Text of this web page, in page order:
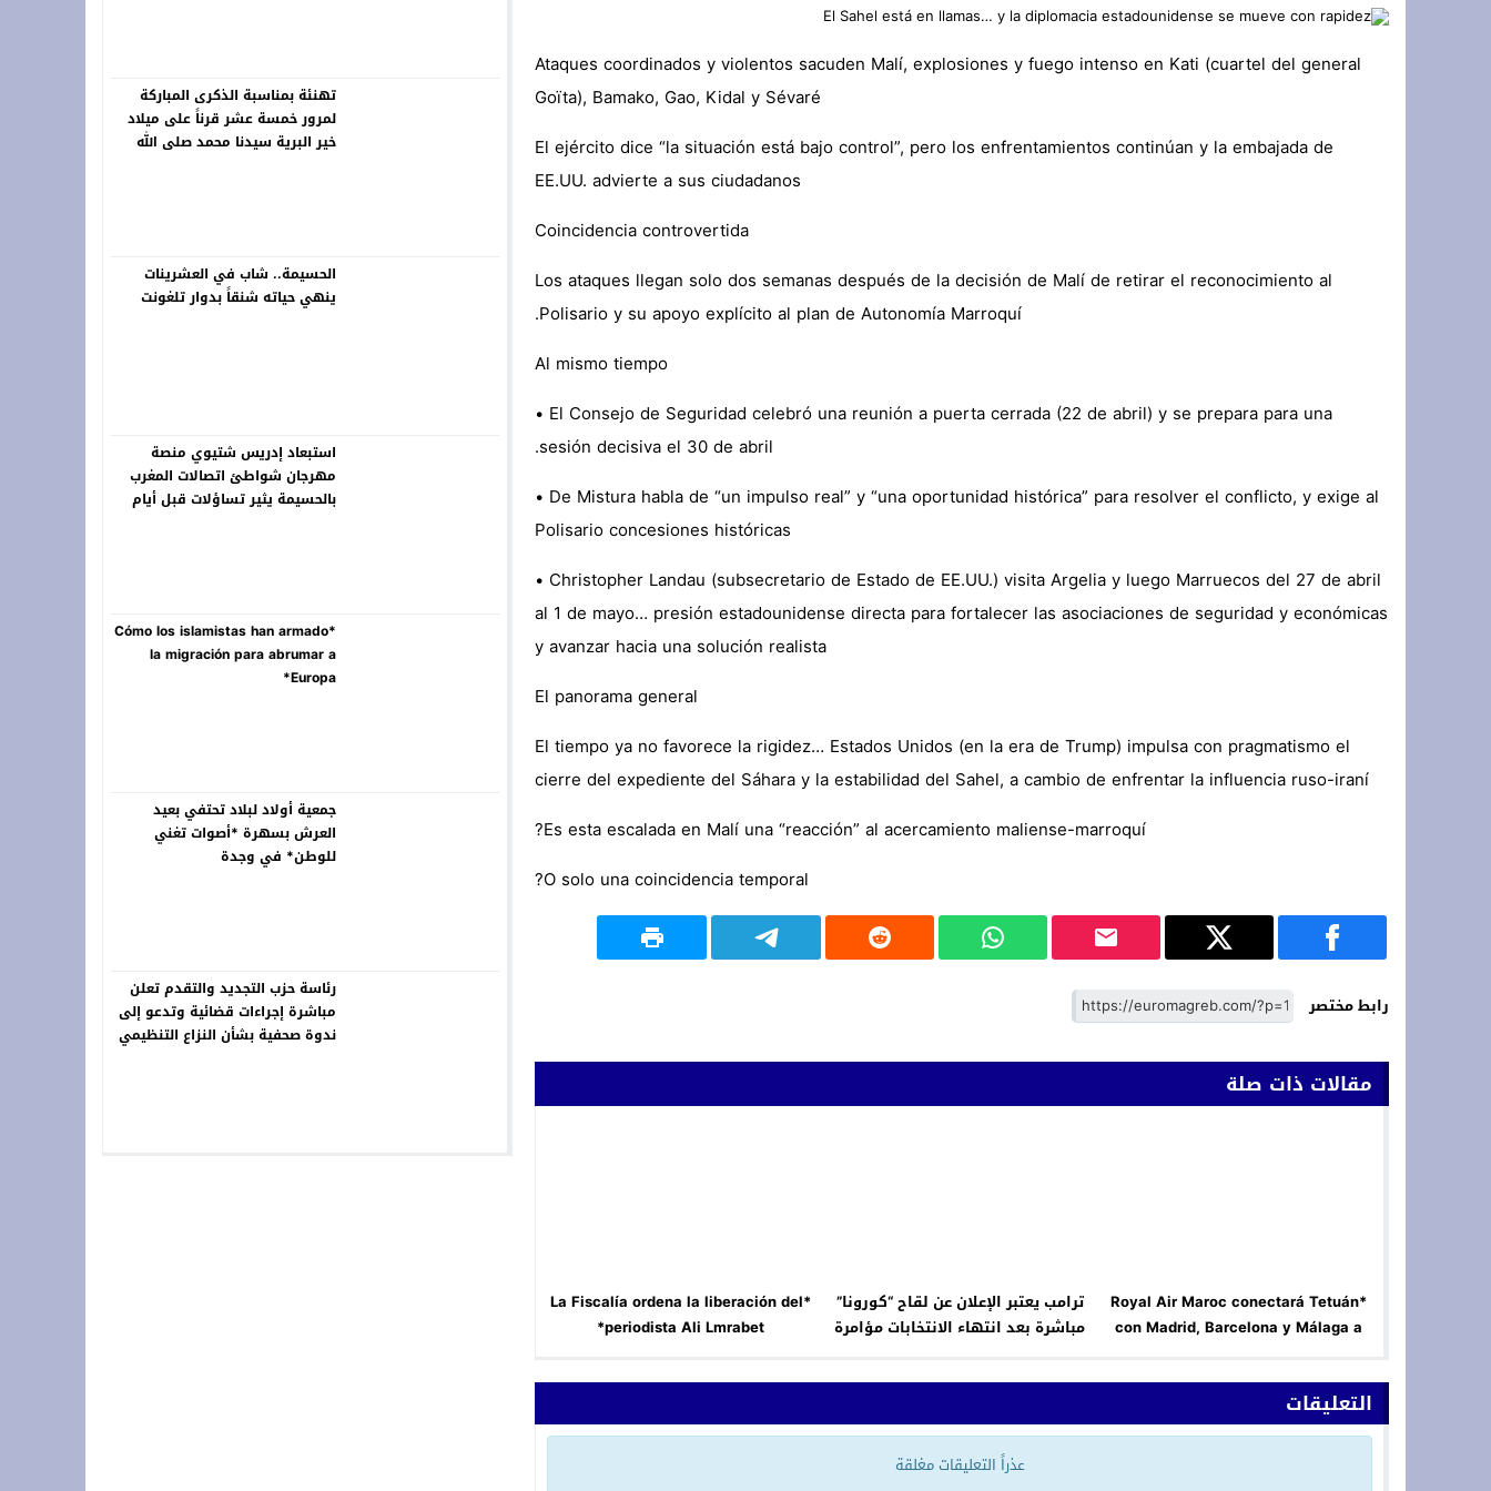
زلزال داخل حلف الناتو: الولايات المتحدة وتركيا ترفضان المقترح الإسباني بشأن سبتة ومليلية!
تعزية ومواساة: ببالغ الحزن والأسى نعيش رزيئة وفاة أخت الصديق والأخ عبد الصمد بلقايد
أزغنغان تحتضن “الدوري المصغر لكرة القدم” احتفاءً بعيد العرش المجيد تحت شعار “رياضة ومواطنة”
‎Ataques coordinados y violentos sacuden Malí, explosiones y fuego intenso en Kati (cuartel del general
Goïta), Bamako, Gao, Kidal y Sévaré
El ejército dice “la situación está bajo control”, pero los enfrentamientos continúan y la embajada de
EE.UU. advierte a sus ciudadanos
‎Coincidencia controvertida
‎Los ataques llegan solo dos semanas después de la decisión de Malí de retirar el reconocimiento al
Polisario y su apoyo explícito al plan de Autonomía Marroquí.
‎Al mismo tiempo
‎• El Consejo de Seguridad celebró una reunión a puerta cerrada (22 de abril) y se prepara para una
sesión decisiva el 30 de abril.
‎• De Mistura habla de “un impulso real” y “una oportunidad histórica” para resolver el conflicto, y exige al
Polisario concesiones históricas
‎• Christopher Landau (subsecretario de Estado de EE.UU.) visita Argelia y luego Marruecos del 27 de abril
al 1 de mayo… presión estadounidense directa para fortalecer las asociaciones de seguridad y económicas
y avanzar hacia una solución realista
‎El panorama general
‎El tiempo ya no favorece la rigidez… Estados Unidos (en la era de Trump) impulsa con pragmatismo el
cierre del expediente del Sáhara y la estabilidad del Sahel, a cambio de enfrentar la influencia ruso-iraní
‎Es esta escalada en Malí una “reacción” al acercamiento maliense-marroquí?
‎O solo una coincidencia temporal?
رابط مختصر
مقالات ذات صلة
*Royal Air Maroc conectará Tetuán
con Madrid, Barcelona y Málaga a
ترامب يعتبر الإعلان عن لقاح “كورونا”
مباشرة بعد انتهاء الانتخابات مؤامرة
*La Fiscalía ordena la liberación del
periodista Ali Lmrabet*
التعليقات
عذراً التعليقات مغلقة
تهنئة بمناسبة الذكرى المباركة
لمرور خمسة عشر قرناً على ميلاد
خير البرية سيدنا محمد صلى الله
الحسيمة.. شاب في العشرينات
ينهي حياته شنقاً بدوار تلغونت
استبعاد إدريس شتيوي منصة
مهرجان شواطئ اتصالات المغرب
بالحسيمة يثير تساؤلات قبل أيام
*Cómo los islamistas han armado
la migración para abrumar a
Europa*
جمعية أولاد لبلاد تحتفي بعيد
العرش بسهرة *أصوات تغني
للوطن* في وجدة
رئاسة حزب التجديد والتقدم تعلن
مباشرة إجراءات قضائية وتدعو إلى
ندوة صحفية بشأن النزاع التنظيمي